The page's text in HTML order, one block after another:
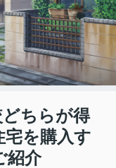
ちらが得
を購入す
紹介